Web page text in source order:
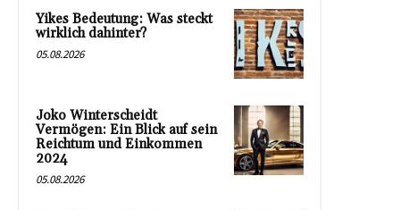
Yikes Bedeutung: Was steckt
wirklich dahinter?
05.08.2026
Joko Winterscheidt
Vermögen: Ein Blick auf sein
Reichtum und Einkommen
2024
05.08.2026